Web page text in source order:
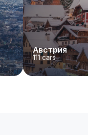
Австрия
111cars